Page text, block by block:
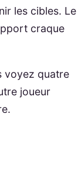
les cibles. Le
craque
voyez quatre
joueur